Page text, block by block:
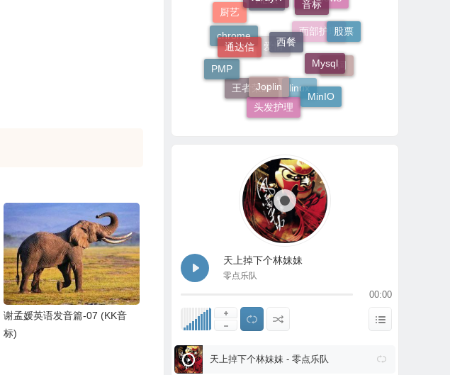
谢孟媛英语发音篇-07 (KK音
标)
Windows
面部护理
chrome
厨艺
股票
单词
linux
王者荣耀
PMP
西餐
Mysql
MinIO
头发护理
天上掉下个林妹妹
零点乐队
00:00
天上掉下个林妹妹 - 零点乐队